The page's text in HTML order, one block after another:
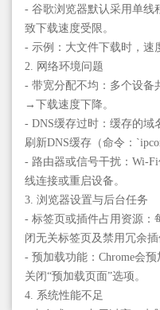
- 谷歌浏览器默认采用单
致下载速度受限。
- 示例：大文件下载时，速
2. 网络环境问题
- 带宽分配不均：多个设备
→下载速度下降。
- DNS缓存过时：缓存的
刷新DNS缓存（命令：
- 路由器或信号干扰：Wi-
线连接或重启设备。
3. 浏览器设置与后台任务
- 标签页或插件占用资源
闭无关标签页及禁用冗余插
- 预加载功能：Chrome会
关闭“预加载页面”选项。
4. 系统性能不足